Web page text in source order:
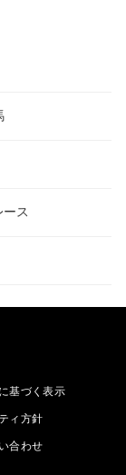
ス
基づく表示
ィ方針
合わせ